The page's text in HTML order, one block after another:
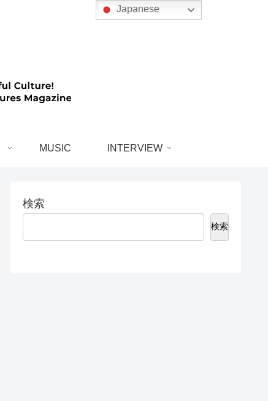
MUSIC INTERVIEW
検索
検索
Japanese